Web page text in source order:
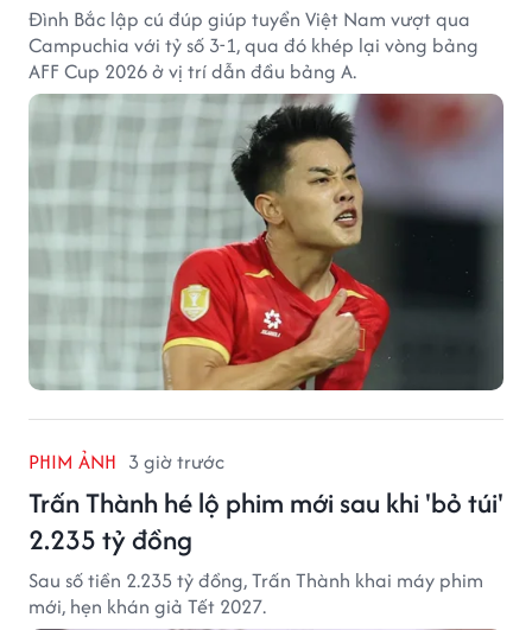
Đình Bắc lập cú đúp giúp tuyển Việt Nam vượt qua
Campuchia với tỷ số 3-1, qua đó khép lại vòng bảng
AFF Cup 2026 ở vị trí dẫn đầu bảng A.
PHIM ẢNH 3 giờ trước
Trấn Thành hé lộ phim mới sau khi 'bỏ túi'
2.235 tỷ đồng
Sau số tiền 2.235 tỷ đồng, Trấn Thành khai máy phim
mới, hẹn khán giả Tết 2027.